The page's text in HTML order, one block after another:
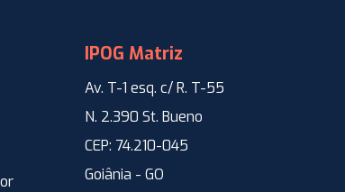
IPOG Matriz
Av. T-1 esq. c/ R. T-55
N. 2.390 St. Bueno
CEP: 74.210-045
Goiânia - GO